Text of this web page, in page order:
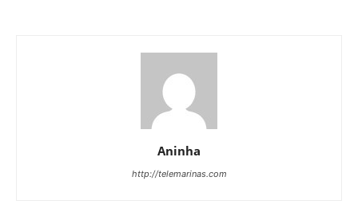
Aninha
http://telemarinas.com